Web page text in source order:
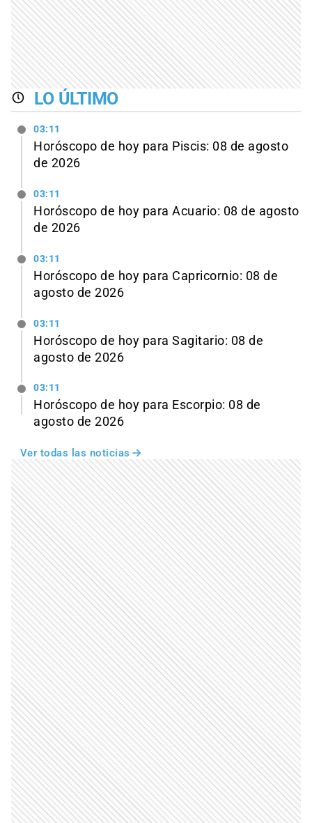
LO ÚLTIMO
03:11
Horóscopo de hoy para Piscis: 08 de agosto
de 2026
03:11
Horóscopo de hoy para Acuario: 08 de agosto
de 2026
03:11
Horóscopo de hoy para Capricornio: 08 de
agosto de 2026
03:11
Horóscopo de hoy para Sagitario: 08 de
agosto de 2026
03:11
Horóscopo de hoy para Escorpio: 08 de
agosto de 2026
Ver todas las noticias